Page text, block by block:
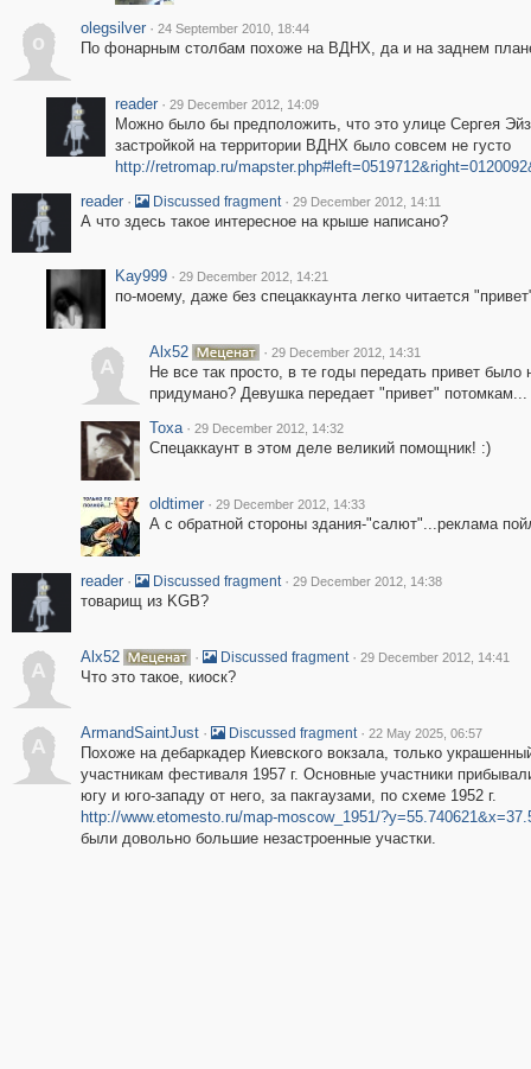
o
olegsilver · 24 September 2010, 18:44
По фонарным столбам похоже на ВДНХ, да и на заднем
reader · 29 December 2012, 14:09
Можно было бы предположить, что это улице Сергея
застройкой на территории ВДНХ было совсем не густо
http://retromap.ru/
reader · Discussed fragment · 29 December 2012, 14:11
А что здесь такое интересное на крыше написано?
Kay999 · 29 December 2012, 14:21
по-моему, даже без спецаккаунта легко читается
A
Alx52 · 29 December 2012, 14:31
Не все так просто, в те годы передать привет
придумано? Девушка передает "привет" потомкам...
Toxa · 29 December 2012, 14:32
Спецаккаунт в этом деле великий помощник! :)
oldtimer · 29 December 2012, 14:33
А с обратной стороны здания-"салют"...реклама
reader · Discussed fragment · 29 December 2012, 14:38
товарищ из KGB?
A
Alx52 · Discussed fragment · 29 December 2012, 14:41
Что это такое, киоск?
A
ArmandSaintJust · Discussed fragment · 22 May 2025, 06:57
Похоже на дебаркадер Киевского вокзала, только
участникам фестиваля 1957 г. Основные участники
югу и юго-западу от него, за пакгаузами, по схеме 1952 г.
http://www.etomesto.ru/map-moscow_1951/
были довольно большие незастроенные участки.